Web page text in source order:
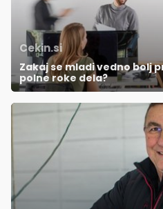
Cekin.si
Zakaj se mladi vedno bolj
polne roke dela?